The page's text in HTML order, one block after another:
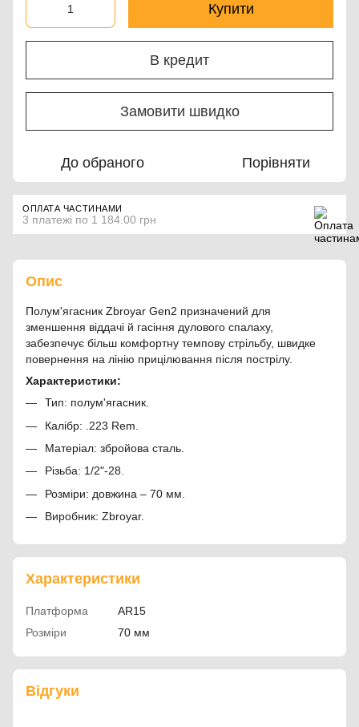
Купити
В кредит
Замовити швидко
До обраного Порівняти
ОПЛАТА ЧАСТИНАМИ
3 платежі по 1 184.00 грн
Опис
Полум'ягасник Zbroyar Gen2 призначений для
зменшення віддачі й гасіння дулового спалаху,
забезпечує більш комфортну темпову стрільбу, швидке
повернення на лінію прицілювання після пострілу.
Характеристики:
Тип: полум'ягасник.
Калібр: .223 Rem.
Матеріал: збройова сталь.
Різьба: 1/2"-28.
Розміри: довжина – 70 мм.
Виробник: Zbroyar.
Характеристики
Платформа
AR15
Розміри
70 мм
Відгуки